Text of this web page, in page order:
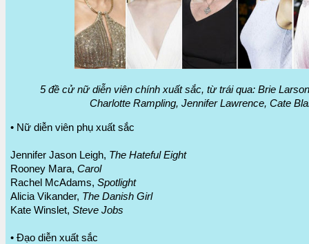
5 đề cử nữ diễn viên chính xuất sắc, từ trái qua: Brie
Charlotte Rampling, Jennifer Lawrence, Cate
• Nữ diễn viên phụ xuất sắc
Jennifer Jason Leigh, The Hateful Eight
Rooney Mara, Carol
Rachel McAdams, Spotlight
Alicia Vikander, The Danish Girl
Kate Winslet, Steve Jobs
• Đạo diễn xuất sắc